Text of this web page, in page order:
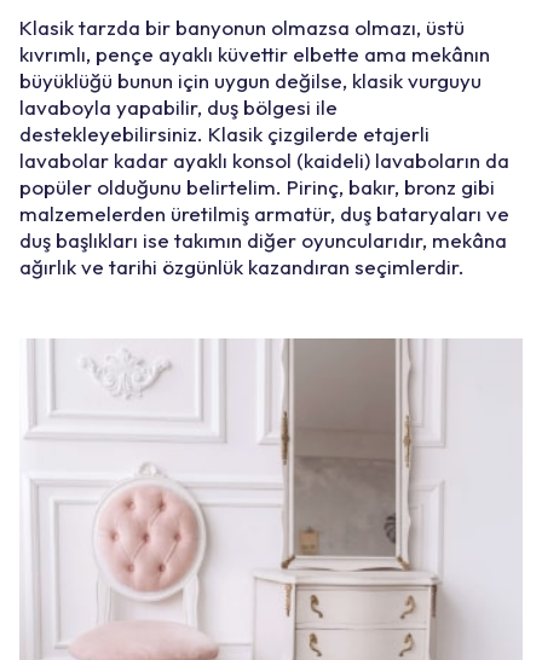
Klasik tarzda bir banyonun olmazsa olmazı, üstü
kıvrımlı, pençe ayaklı küvettir elbette ama mekânın
büyüklüğü bunun için uygun değilse, klasik vurguyu
lavaboyla yapabilir, duş bölgesi ile
destekleyebilirsiniz. Klasik çizgilerde etajerli
lavabolar kadar ayaklı konsol (kaideli) lavaboların da
popüler olduğunu belirtelim. Pirinç, bakır, bronz gibi
malzemelerden üretilmiş armatür, duş bataryaları ve
duş başlıkları ise takımın diğer oyuncularıdır, mekâna
ağırlık ve tarihi özgünlük kazandıran seçimlerdir.